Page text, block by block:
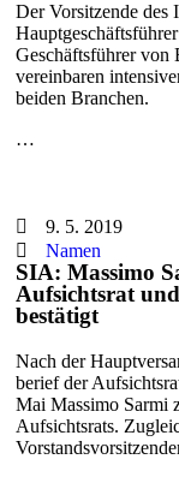
Der Vorsitzende des
Geschäftsführer von
vereinbaren
beiden Branchen.
…
9. 5. 2019
Namen
SIA: Massimo
Aufsichtsrat
bestätigt
Nach der
berief der
Mai Massimo Sarmi
Aufsichtsrats.